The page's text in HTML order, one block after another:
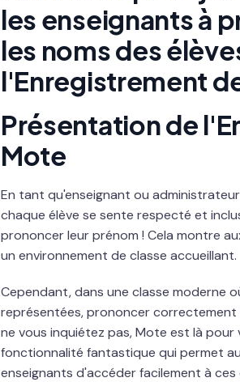
les enseignants à
les noms des
l'Enregistrement
Présentation de
Mote
En tant qu'enseignant ou
chaque élève se sente respecté et
prononcer leur prénom ! Cela montre
un environnement de classe accueillant.
Cependant, dans une classe moderne
représentées, prononcer correctement
ne vous inquiétez pas, Mote est là pour
fonctionnalité fantastique qui permet
enseignants d'accéder facilement à